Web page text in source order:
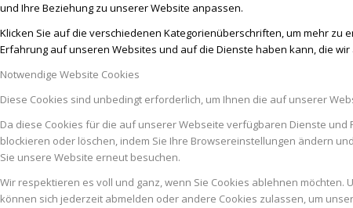
und Ihre Beziehung zu unserer Website anpassen.
Klicken Sie auf die verschiedenen Kategorienüberschriften, um mehr zu
Erfahrung auf unseren Websites und auf die Dienste haben kann, die
Notwendige Website Cookies
Diese Cookies sind unbedingt erforderlich, um Ihnen die auf unserer
Da diese Cookies für die auf unserer Webseite verfügbaren Dienste
blockieren oder löschen, indem Sie Ihre Browsereinstellungen ändern
Sie unsere Website erneut besuchen.
Wir respektieren es voll und ganz, wenn Sie Cookies ablehnen
können sich jederzeit abmelden oder andere Cookies zulassen, um